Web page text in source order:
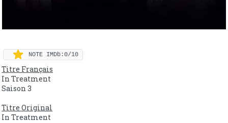
NOTE IMDb:0/10
Titre Français
In Treatment
Saison 3
Titre Original
In Treatment